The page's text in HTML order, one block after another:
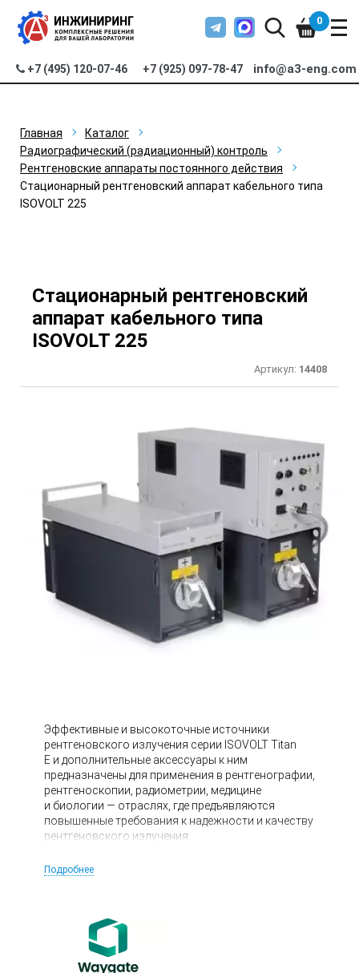
+7 (495) 120-07-46 +7 (925) 097-78-47 info@a3-eng.com
0
Главная
Каталог
Радиографический (радиационный) контроль
Рентгеновские аппараты постоянного действия
Стационарный рентгеновский аппарат кабельного типа
ISOVOLT 225
Стационарный рентгеновский
аппарат кабельного типа
ISOVOLT 225
Артикул: 14408
Эффективные и высокоточные источники
рентгеновского излучения серии ISOVOLT Titan
E и дополнительные аксессуары к ним
предназначены для применения в рентгенографии,
рентгеноскопии, радиометрии, медицине
и биологии — отраслях, где предъявляются
повышенные требования к надежности и качеству
рентгеновского излучения.
Подробнее